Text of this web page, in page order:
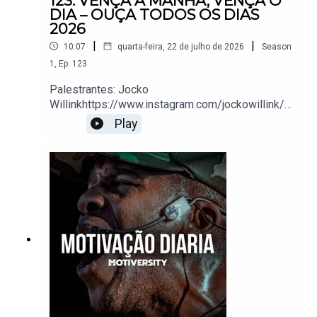
DIA – OUÇA TODOS OS DIAS
2026
10:07 | quarta-feira, 22 de julho de 2026 |
Season
1 , Ep. 123
Palestrantes: Jocko
Willinkhttps://www.instagram.com/jockowillink/?
hl=en Alex
Hormozihttps://www.instagram.com/hormozi/Da
vid
Gogginshttps://www.instagram.com/davidgoggin
s/Matthew McConaugheyvia @ChrisWillx Jason
Silvahttps://www.instagram.com/jasonlsilva/?
hl=enGary
Vaynerchukhttps://www.youtube.com/@garyvayn
erchukKobe BryantAdmiral McRavenBedros
Keuilianhttps://www.instagram.com/bedroskeuilia
n/?hl=enGary
Vaynerchukhttps://www.instagram.com/garyvee/
?hl=enEric ThomasYouTube:
http://bit.ly/2ua2os4Twitter:
Play